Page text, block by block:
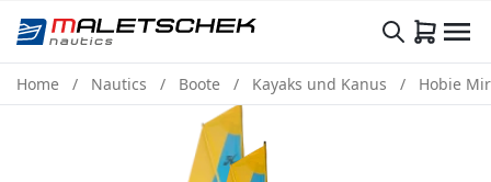
Home Nautics Boote Kayaks und Kanus Hobie